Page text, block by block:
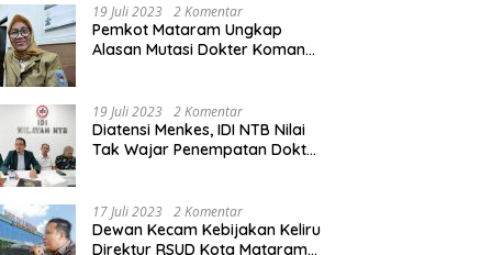
19 Juli 2023 2 Komentar
Pemkot Mataram Ungkap
Alasan Mutasi Dokter Komang
19 Juli 2023 2 Komentar
Diatensi Menkes, IDI NTB Nilai
Tak Wajar Penempatan Dokter
17 Juli 2023 2 Komentar
Dewan Kecam Kebijakan Keliru
Direktur RSUD Kota Mataram